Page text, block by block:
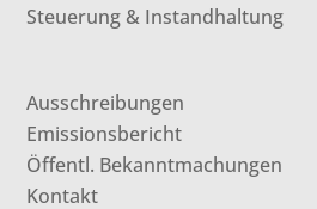
Steuerung & Instandhaltung
Ausschreibungen
Emissionsbericht
Öffentl. Bekanntmachungen
Kontakt